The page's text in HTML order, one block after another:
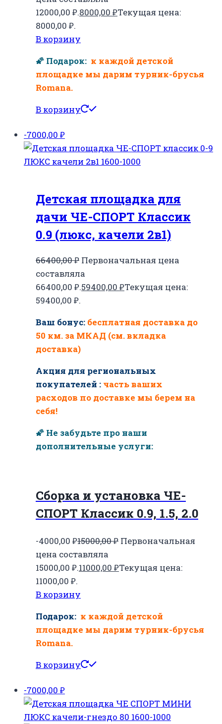
12000,00 ₽.8000,00 ₽Текущая цена:
8000,00 ₽.
В корзину
🌠 Подарок: к каждой детской
площадке мы дарим турник-брусья
Romana.
В корзину
-7000,00 ₽
Детская площадка для
дачи ЧЕ-СПОРТ Классик
0.9 (люкс, качели 2в1)
66400,00₽ Первоначальная цена
составляла
66400,00 ₽.59400,00 ₽Текущая цена:
59400,00 ₽.
Ваш бонус: бесплатная доставка до
50 км. за МКАД (см. вкладка
доставка)
Акция для региональных
покупателей : часть ваших
расходов по доставке мы берем на
себя!
🌠 Не забудьте про наши
дополнительные услуги:
Сборка и установка ЧЕ-
СПОРТ Классик 0.9, 1.5, 2.0
-4000,00 ₽15000,00₽ Первоначальная
цена составляла
15000,00 ₽.11000,00 ₽Текущая цена:
11000,00 ₽.
В корзину
Подарок: к каждой детской
площадке мы дарим турник-брусья
Romana.
В корзину
-7000,00 ₽